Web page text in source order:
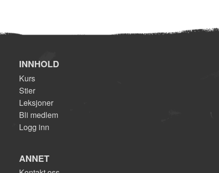
INNHOLD
Kurs
Stier
Leksjoner
Bli medlem
Logg inn
ANNET